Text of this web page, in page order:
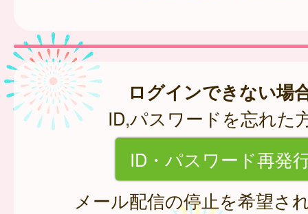
ログインできない場
ID,パスワードを忘れた
ID・パスワード再発
メール配信の停止を希望さ